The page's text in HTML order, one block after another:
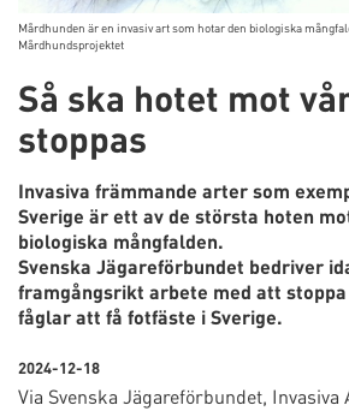
Mårdhunden är en invasiv art som hotar den biologiska
Mårdhundsprojektet
Så ska hotet mot
stoppas
Invasiva främmande arter som
Sverige är ett av de största hoten
biologiska mångfalden.
Svenska Jägareförbundet bedriver
framgångsrikt arbete med att stoppa
fåglar att få fotfäste i Sverige.
2024-12-18
Via Svenska Jägareförbundet,